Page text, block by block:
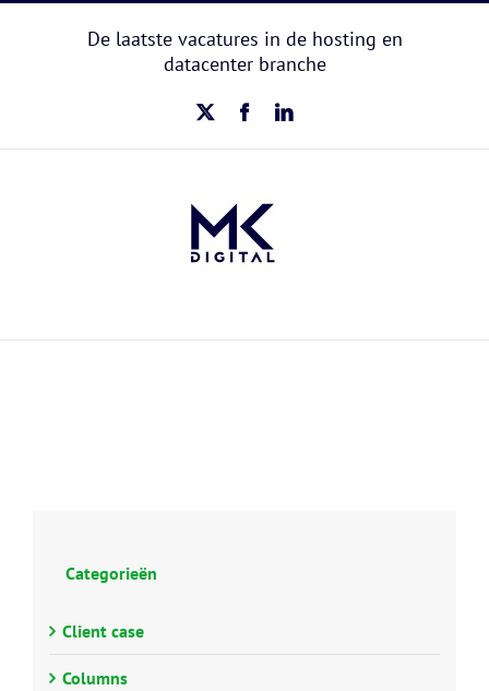
De laatste vacatures in de hosting en
datacenter branche
X FacebookLinkedIn
Categorieën
Client case
Columns